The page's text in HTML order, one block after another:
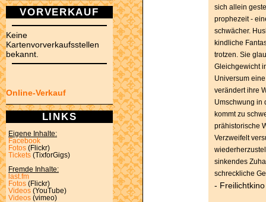
VORVERKAUF
Keine
Kartenvorverkaufsstellen
bekannt.
Online-Verkauf
LINKS
Eigene Inhalte:
Facebook
Fotos (Flickr)
Tickets (TixforGigs)
Fremde Inhalte:
last.fm
Fotos (Flickr)
Videos (YouTube)
Videos (vimeo)
sich allein
prophezeit -
schwächer.
kindliche
trotzen. Sie
Gleichgewicht
Universum
verändert ihre
Umschwung in
kommt zu
prähistorische
Verzweifelt
sinkendes
schreckliche
-